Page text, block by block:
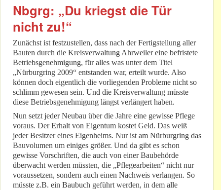
Nbgrg: „Du kriegst die Tür
nicht zu!“
Zunächst ist festzustellen, dass nach der Fertigstellung aller
Bauten durch die Kreisverwaltung Ahrweiler eine befristete
Betriebsgenehmigung, für alles was unter dem Titel
„Nürburgring 2009“ entstanden war, erteilt wurde. Also
können doch eigentlich die vorliegenden Probleme nicht so
schlimm gewesen sein. Und die Kreisverwaltung müsste
diese Betriebsgenehmigung längst verlängert haben.
Nun setzt jeder Neubau über die Jahre eine gewisse Pflege
voraus. Der Erhalt von Eigentum kostet Geld. Das weiß
jeder Besitzer eines Eigenheims. Nur ist am Nürburgring das
Bauvolumen um einiges größer. Und da gibt es schon
gewisse Vorschriften, die auch von einer Baubehörde
überwacht werden müssten, die „Pflegearbeiten“ nicht nur
voraussetzen, sondern auch einen Nachweis verlangen. So
müsste z.B. ein Baubuch geführt werden, in dem alle